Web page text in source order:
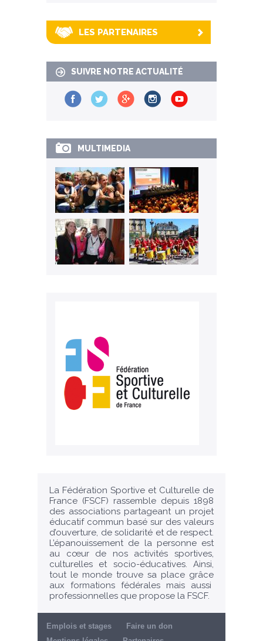
LES PARTENAIRES
SUIVRE NOTRE ACTUALITÉ
MULTIMEDIA
La Fédération Sportive et Culturelle de
France (FSCF) rassemble depuis 1898
des associations partageant un projet
éducatif commun basé sur des valeurs
d’ouverture, de solidarité et de respect.
L’épanouissement de la personne est
au cœur de nos activités sportives,
culturelles et socio-éducatives. Ainsi,
tout le monde trouve sa place grâce
aux formations fédérales mais aussi
professionnelles que propose la FSCF.
Emplois et stages
Faire un don